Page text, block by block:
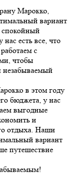
Марокко,
вариант
спокойный
есть все, что
с
чтобы
незабываемый
в этом году
бюджета, у нас
выгодные
и
отдыха. Наши
вариант
путешествие